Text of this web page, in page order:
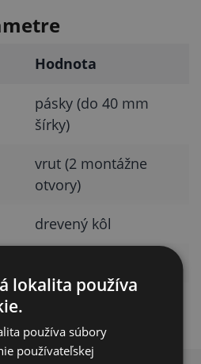
Hodnota
pásky (do 40 mm
šírky)
vrut (2 montážne
otvory)
drevený kôl
lokalita používa
používa súbory
používateľskej